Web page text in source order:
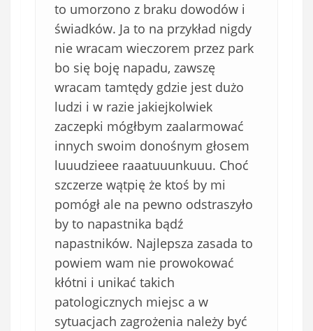
to umorzono z braku dowodów i
świadków. Ja to na przykład nigdy
nie wracam wieczorem przez park
bo się boję napadu, zawszę
wracam tamtędy gdzie jest dużo
ludzi i w razie jakiejkolwiek
zaczepki mógłbym zaalarmować
innych swoim donośnym głosem
luuudzieee raaatuuunkuuu. Choć
szczerze wątpię że ktoś by mi
pomógł ale na pewno odstraszyło
by to napastnika bądź
napastników. Najlepsza zasada to
powiem wam nie prowokować
kłótni i unikać takich
patologicznych miejsc a w
sytuacjach zagrożenia należy być